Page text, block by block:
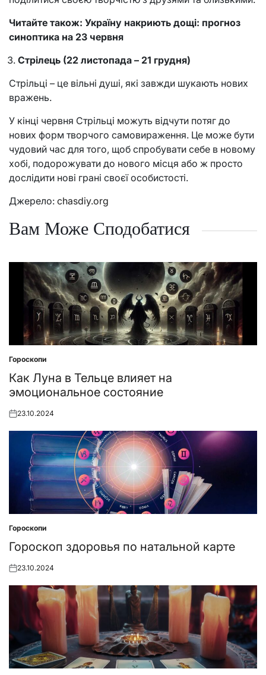
Читайте також: Україну накриють дощі: прогноз
синоптика на 23 червня
Стрілець (22 листопада – 21 грудня)
Стрільці – це вільні душі, які завжди шукають нових
вражень.
У кінці червня Стрільці можуть відчути потяг до
нових форм творчого самовираження. Це може бути
чудовий час для того, щоб спробувати себе в новому
хобі, подорожувати до нового місця або ж просто
дослідити нові грані своєї особистості.
Джерело: chasdiy.org
Вам Може Сподобатися
Posted
in
Гороскопи
Как Луна в Тельце влияет на
эмоциональное состояние
Posted
23.10.2024
Posted
in
Гороскопи
Гороскоп здоровья по натальной карте
Posted
23.10.2024